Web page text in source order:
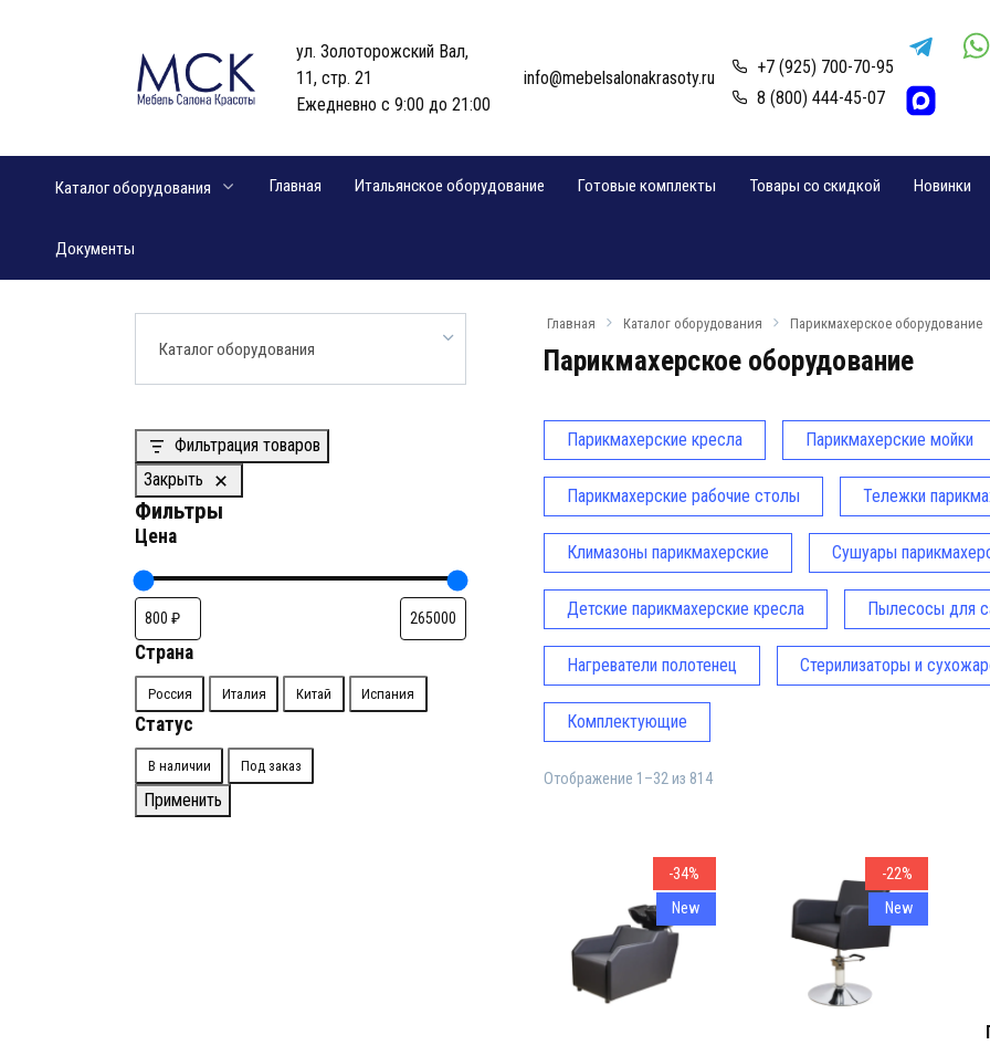
ул. Золоторожский Вал,
11, стр. 21
Ежедневно с 9:00 до 21:00
info@mebelsalonakrasoty.ru
+7 (925) 700-70-95
8 (800) 444-45-07
Каталог оборудования Главная Итальянское оборудование Готовые комплекты Товары со скидкой Новинки
Документы
Главная Каталог оборудования Парикмахерское оборудование
Парикмахерское оборудование
Парикмахерские кресла Парикмахерские мойки
Парикмахерские рабочие столы Тележки
Климазоны парикмахерские Сушуары
Детские парикмахерские кресла Пылесосы для
Нагреватели полотенец Стерилизаторы и
Комплектующие
Отображение 1–32 из 814
-34%
New
-22%
New
Каталог оборудования
Фильтрация товаров
Закрыть
Фильтры
Цена
Страна
Страна
Россия Италия Китай Испания
Статус
Доступность
В наличии Под заказ
Применить